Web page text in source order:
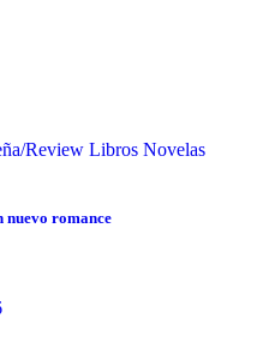
Review Libros Novelas
nuevo romance